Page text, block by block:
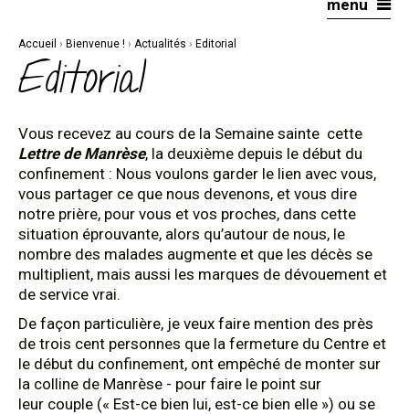
navigation
menu
Accueil › Bienvenue ! › Actualités › Editorial
Editorial
Vous recevez au cours de la Semaine sainte cette
Lettre de Manrèse, la deuxième depuis le début du
confinement : Nous voulons garder le lien avec vous,
vous partager ce que nous devenons, et vous dire
notre prière, pour vous et vos proches, dans cette
situation éprouvante, alors qu’autour de nous, le
nombre des malades augmente et que les décès se
multiplient, mais aussi les marques de dévouement et
de service vrai.
De façon particulière, je veux faire mention des près
de trois cent personnes que la fermeture du Centre et
le début du confinement, ont empêché de monter sur
la colline de Manrèse - pour faire le point sur
leur couple (« Est-ce bien lui, est-ce bien elle ») ou se